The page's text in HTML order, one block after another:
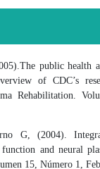
public health
of CDC’s
Rehabilitation.
G, (2004).
and neural
15, Número 1,